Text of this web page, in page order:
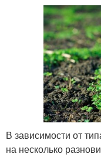
В зависимости от
на несколько